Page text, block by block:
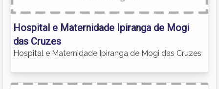
Hospital e Maternidade Ipiranga de Mogi
das Cruzes
Hospital e Maternidade Ipiranga de Mogi das Cruzes